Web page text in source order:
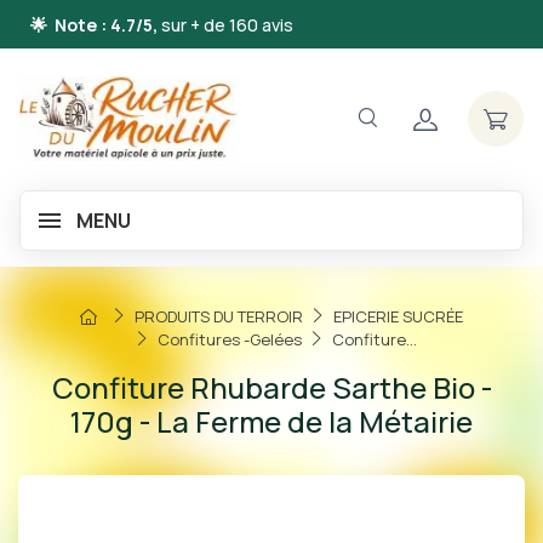
🌟 Note : 4.7/5, sur + de 160 avis
MENU
PRODUITS DU TERROIR
EPICERIE SUCRÉE
Confitures -Gelées
Confiture...
Confiture Rhubarde Sarthe Bio -
170g - La Ferme de la Métairie